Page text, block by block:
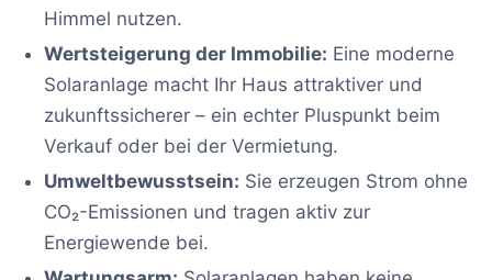
Himmel nutzen.
Wertsteigerung der Immobilie: Eine moderne
Solaranlage macht Ihr Haus attraktiver und
zukunftssicherer – ein echter Pluspunkt beim
Verkauf oder bei der Vermietung.
Umweltbewusstsein: Sie erzeugen Strom ohne
CO₂-Emissionen und tragen aktiv zur
Energiewende bei.